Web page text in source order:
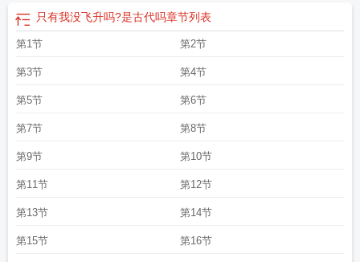
阅读无弹窗只有我没飞升吗笔趣阁免费阅读只有我没飞升吗笔趣阁最新
没飞升吗?TXT免费只有我没飞升吗? 完结免费只有我没飞升吗电子书只有我
没飞升吗百度百科
只有我没飞升吗完结免费只有我没飞升吗? 国王陛下
没飞升吗笔趣阁手机版
只有我没飞升吗最新章节更新
免费阅读
只有我没飞升吗免费全文阅读5200只有我没飞升吗无错版
飞升吗最新
只有我没飞升吗笔趣阁在线只有我没飞升吗全文免费
吗笔趣阁txt
只有我没飞升吗在线阅读
飞升吗第三中文网
只有我没飞升吗女主角是谁
读只有我没飞升吗? 顶点 只有我没有异能
只有我没飞升吗?是古代吗章节列表
第1节 第2节
第3节 第4节
第5节 第6节
第7节 第8节
第9节 第10节
第11节 第12节
第13节 第14节
第15节 第16节